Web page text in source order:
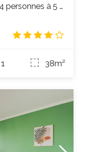
Le Thiou - Appartement pour 4 personnes à 5 min du centre
1 38m²